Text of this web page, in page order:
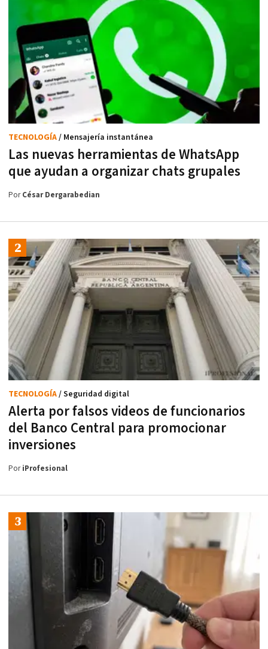
Las nuevas herramientas de WhatsApp
que ayudan a organizar chats grupales
TECNOLOGÍA/ Mensajería instantánea
PorCésar Dergarabedian
Alerta por falsos videos de funcionarios
del Banco Central para promocionar
inversiones
TECNOLOGÍA/ Seguridad digital
PoriProfesional